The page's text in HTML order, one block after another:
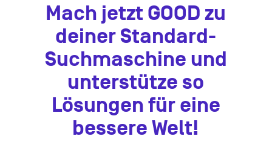
Mach jetzt GOOD zu
deiner Standard-
Suchmaschine und
unterstütze so
Lösungen für eine
bessere Welt!